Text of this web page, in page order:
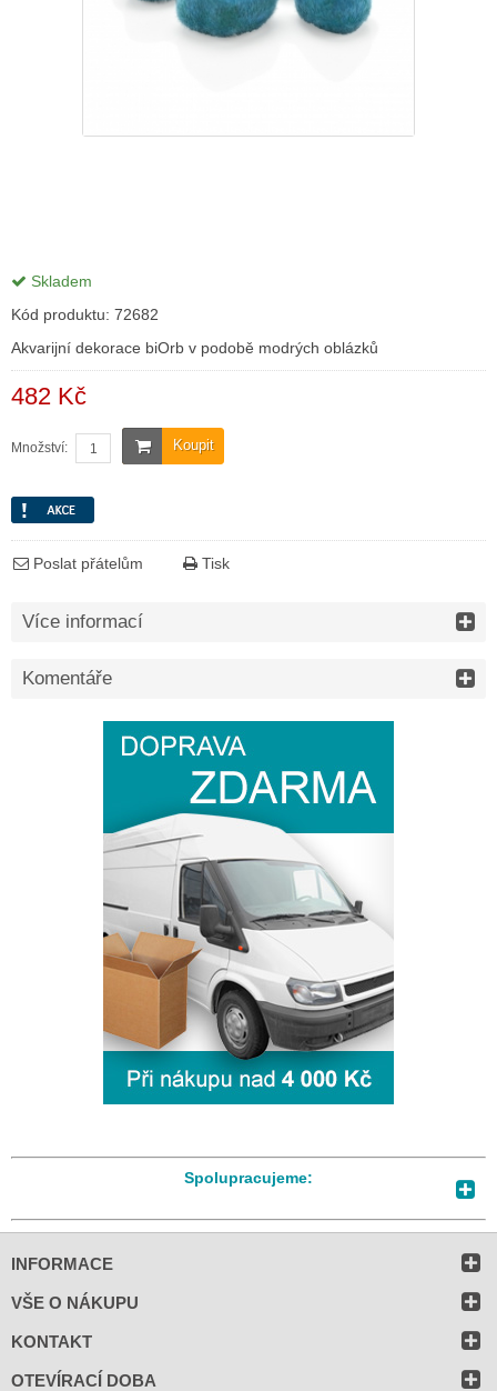
Skladem
Kód produktu: 72682
Akvarijní dekorace biOrb v podobě modrých oblázků
482 Kč
Koupit
Množství:
Poslat přátelům Tisk
Více informací
Komentáře
Spolupracujeme:
INFORMACE
VŠE O NÁKUPU
KONTAKT
OTEVÍRACÍ DOBA